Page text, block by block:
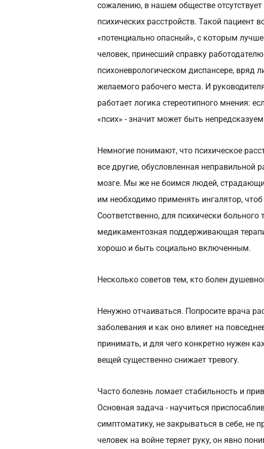
сожалению, в нашем обществе
психических расстройств. Такой пациент
«потенциально опасный», с которым
человек, принесший справку
психоневрологическом диспансере, вряд
желаемого рабочего места. И
работает логика стереотипного мнения:
«псих» - значит может быть
Немногие понимают, что психическое
все другие, обусловленная неправильной
мозге. Мы же не боимся людей,
им необходимо применять ингалятор,
Соответственно, для психически
медикаментозная поддерживающая
хорошо и быть социально включенным.
Несколько советов тем, кто болен
Ненужно отчаиваться. Попросите врача
заболевания и как оно влияет на
принимать, и для чего конкретно нужен
вещей существенно снижает тревогу.
Часто болезнь ломает стабильность и
Основная задача - научиться
симптоматику, не закрываться в себе, не
человек на войне теряет руку, он явно